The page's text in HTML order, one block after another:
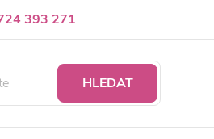
393 271
nám
HLEDAT